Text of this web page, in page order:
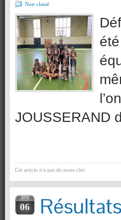
Non classé
JOUSSERAND
Cet article n'a pas de mots-clés
AVR
06